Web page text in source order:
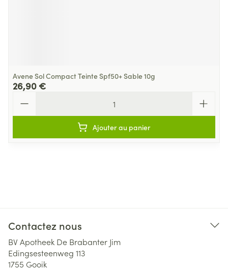
Avene Sol Compact Teinte Spf50+ Sable 10g
26,90 €
Ajouter au panier
Contactez nous
BV Apotheek De Brabanter Jim
Edingsesteenweg 113
1755 Gooik